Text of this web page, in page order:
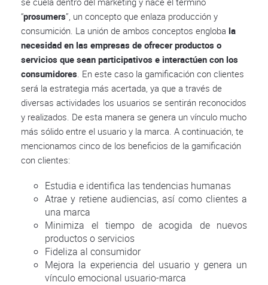
“prosumers”, un concepto que enlaza producción y
consumición. La unión de ambos conceptos engloba la
necesidad en las empresas de ofrecer productos o
servicios que sean participativos e interactúen con los
consumidores . En este caso la gamificación con clientes
será la estrategia más acertada, ya que a través de
diversas actividades los usuarios se sentirán reconocidos
y realizados. De esta manera se genera un vínculo mucho
más sólido entre el usuario y la marca. A continuación, te
mencionamos cinco de los beneficios de la gamificación
con clientes:
Estudia e identifica las tendencias humanas
Atrae y retiene audiencias, así como clientes a
una marca
Minimiza el tiempo de acogida de nuevos
productos o servicios
Fideliza al consumidor
Mejora la experiencia del usuario y genera un
vínculo emocional usuario-marca